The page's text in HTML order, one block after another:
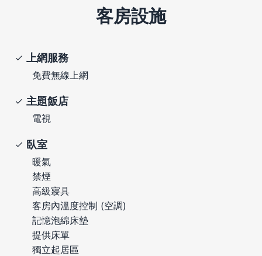
客房設施
上網服務
免費無線上網
主題飯店
電視
臥室
暖氣
禁煙
高級寢具
客房內溫度控制 (空調)
記憶泡綿床墊
提供床單
獨立起居區